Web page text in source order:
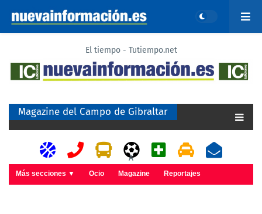
El tiempo - Tutiempo.net
Magazine del Campo de Gibraltar
A
Más secciones ▼ Ocio Magazine Reportajes